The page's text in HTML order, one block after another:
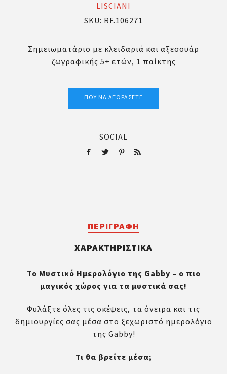
LISCIANI
SKU: RF.106271
Σημειωματάριο με κλειδαριά και αξεσουάρ
ζωγραφικής 5+ ετών, 1 παίκτης
ΠΟΎ ΝΑ ΑΓΟΡΆΣΕΤΕ
SOCIAL
ΠΕΡΙΓΡΑΦΉ
ΧΑΡΑΚΤΗΡΙΣΤΙΚΆ
Το Μυστικό Ημερολόγιο της Gabby – ο πιο
μαγικός χώρος για τα μυστικά σας!
Φυλάξτε όλες τις σκέψεις, τα όνειρα και τις
δημιουργίες σας μέσα στο ξεχωριστό ημερολόγιο
της Gabby!
Τι θα βρείτε μέσα;